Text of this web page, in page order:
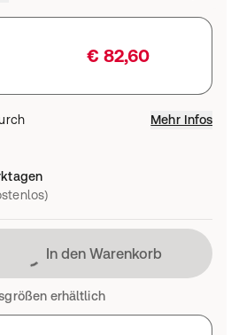
€ 82,60
Mehr Infos
Lädt
In den Warenkorb
erhältlich